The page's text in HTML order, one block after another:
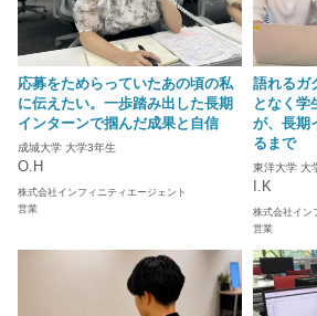
応募をためらっていたあの頃の私
に伝えたい。一歩踏み出した長期
インターンで掴んだ成果と自信
成城大学 大学3年生
O.H
株式会社インフィニティエージェント
営業
語れるガ
となく学
が、長期
るまで
東洋大学 大
I.K
株式会社イン
営業